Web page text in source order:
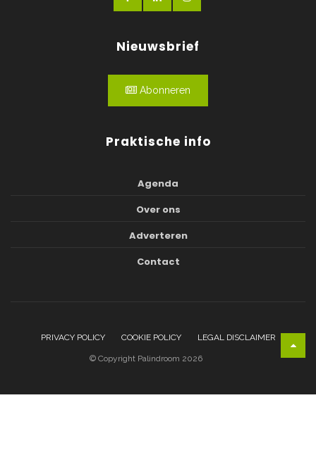
Nieuwsbrief
Abonneren
Praktische info
Agenda
Over ons
Adverteren
Contact
PRIVACY POLICY COOKIE POLICY LEGAL DISCLAIMER
© Copyright Palindroom 2026